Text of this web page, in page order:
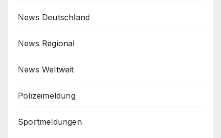
News Deutschland
News Regional
News Weltweit
Polizeimeldung
Sportmeldungen